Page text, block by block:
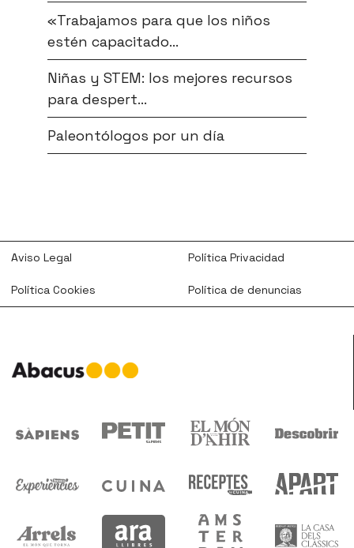
«Trabajamos para que los niños
estén capacitado...
Niñas y STEM: los mejores recursos
para despert...
Paleontólogos por un día
Aviso Legal Política Privacidad
Política Cookies Política de denuncias